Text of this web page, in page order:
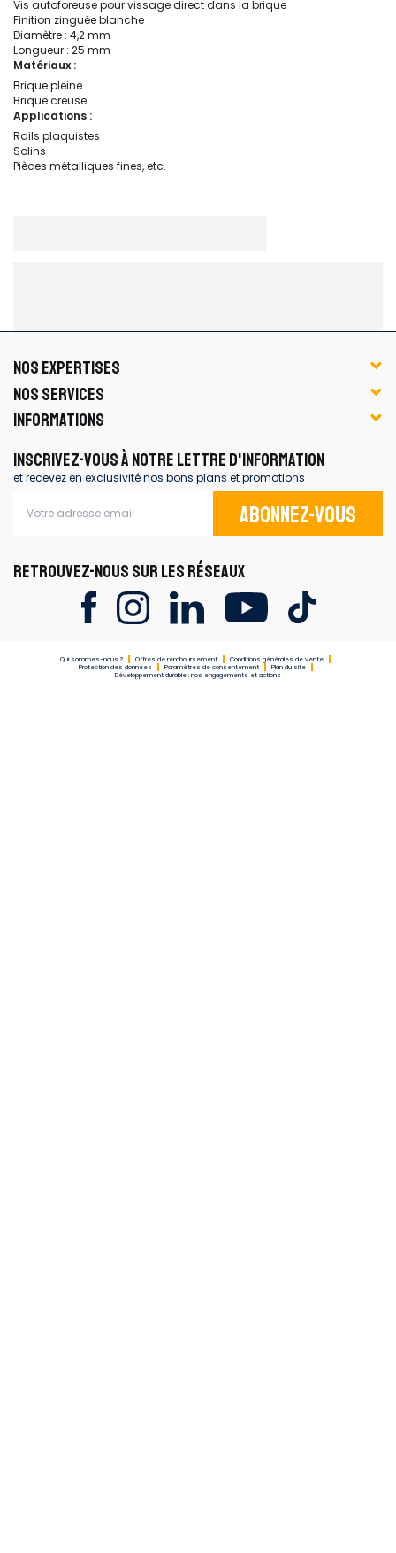
Vis autoforeuse pour vissage direct dans la brique
Finition zinguée blanche
Diamètre : 4,2 mm
Longueur : 25 mm
Matériaux :
Brique pleine
Brique creuse
Applications :
Rails plaquistes
Solins
Pièces métalliques fines, etc.
NOS EXPERTISES
NOS SERVICES
INFORMATIONS
INSCRIVEZ-VOUS À NOTRE LETTRE D'INFORMATION
et recevez en exclusivité nos bons plans et promotions
Abonnez-vous
RETROUVEZ-NOUS SUR LES RÉSEAUX
Qui sommes-nous ? Offres de remboursement
Conditions générales de vente
Protection des données
Paramètres de consentement
Plan du site
Développement durable : nos engagements et actions